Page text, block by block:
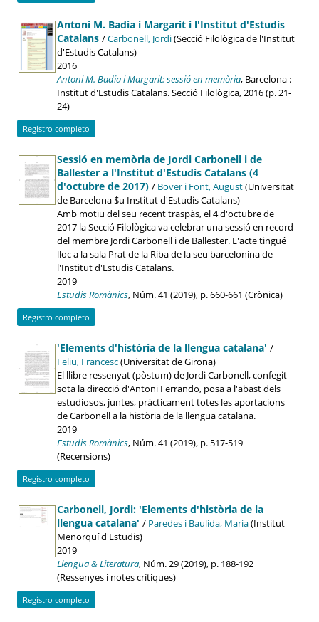
Antoni M. Badia i Margarit i l'Institut d'Estudis
Catalans /Carbonell, Jordi(Secció Filològica de l'Institut
d'Estudis Catalans)
2016
Antoni M. Badia i Margarit: sessió en memòria, Barcelona :
Institut d'Estudis Catalans. Secció Filològica, 2016 (p. 21-
24)
Registro completo
Sessió en memòria de Jordi Carbonell i de
Ballester a l'Institut d'Estudis Catalans (4
d'octubre de 2017) / Bover i Font, August(Universitat
de Barcelona $u Institut d'Estudis Catalans)
Amb motiu del seu recent traspàs, el 4 d'octubre de
2017 la Secció Filològica va celebrar una sessió en record
del membre Jordi Carbonell i de Ballester. L'acte tingué
lloc a la sala Prat de la Riba de la seu barcelonina de
l'Institut d'Estudis Catalans.
2019
Estudis Romànics, Núm. 41 (2019), p. 660-661 (Crònica)
Registro completo
'Elements d'història de la llengua catalana' /
Feliu, Francesc(Universitat de Girona)
El llibre ressenyat (pòstum) de Jordi Carbonell, confegit
sota la direcció d'Antoni Ferrando, posa a l'abast dels
estudiosos, juntes, pràcticament totes les aportacions
de Carbonell a la història de la llengua catalana.
2019
Estudis Romànics, Núm. 41 (2019), p. 517-519
(Recensions)
Registro completo
Carbonell, Jordi: 'Elements d'història de la
llengua catalana' / Paredes i Baulida, Maria(Institut
Menorquí d'Estudis)
2019
Llengua & Literatura, Núm. 29 (2019), p. 188-192
(Ressenyes i notes crítiques)
Registro completo